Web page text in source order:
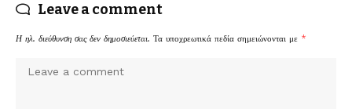
Leave a comment
Η ηλ. διεύθυνση σας δεν δημοσιεύεται. Τα υποχρεωτικά πεδία σημειώνονται με *